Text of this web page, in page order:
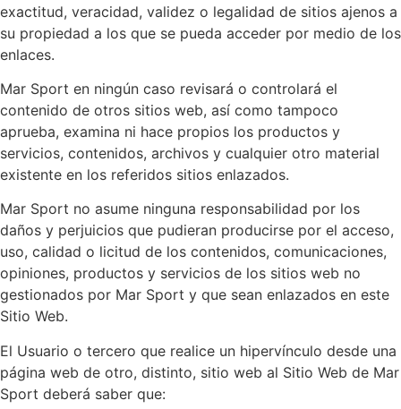
exactitud, veracidad, validez o legalidad de sitios ajenos a
su propiedad a los que se pueda acceder por medio de los
enlaces.
Mar Sport en ningún caso revisará o controlará el
contenido de otros sitios web, así como tampoco
aprueba, examina ni hace propios los productos y
servicios, contenidos, archivos y cualquier otro material
existente en los referidos sitios enlazados.
Mar Sport no asume ninguna responsabilidad por los
daños y perjuicios que pudieran producirse por el acceso,
uso, calidad o licitud de los contenidos, comunicaciones,
opiniones, productos y servicios de los sitios web no
gestionados por Mar Sport y que sean enlazados en este
Sitio Web.
El Usuario o tercero que realice un hipervínculo desde una
página web de otro, distinto, sitio web al Sitio Web de Mar
Sport deberá saber que: